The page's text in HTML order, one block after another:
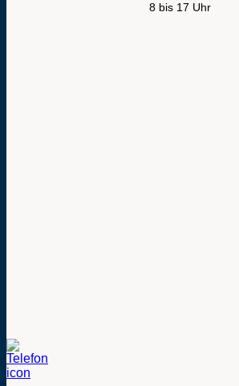
8 bis 17 Uhr